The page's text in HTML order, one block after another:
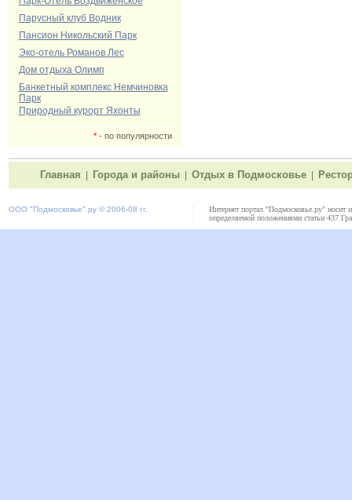
Парусный клуб Водник
Пансион Никольский Парк
Эко-отель Романов Лес
Дом отдыха Олимп
Банкетный комплекс Немчиновка
Парк
Природный курорт Яхонты
*- по популярности
Главная Города и районы Отдых в Подмосковье
ООО "Подмосковье" .ру © 2006-08 гг.
Интернет портал "Подмосковье.ру" носит
определяемой положениями статьи 437